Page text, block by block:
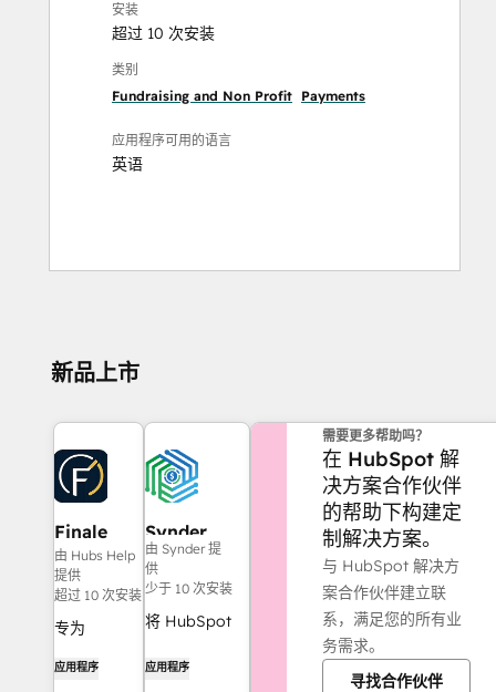
安装
超过 10 次安装
类别
Fundraising and Non Profit Payments
应用程序可用的语言
英语
新品上市
Finale
Composer
由 Hubs Help
提供
超过 10 次安装
专为
应用程序
Synder
由 Synder 提
供
少于 10 次安装
将 HubSpot
QuickBooks、
应用程序
需要更多帮助吗？
在 HubSpot 解
决方案合作伙伴
的帮助下构建定
制解决方案。
与 HubSpot 解决方
案合作伙伴建立联
系，满足您的所有业
务需求。
寻找合作伙伴